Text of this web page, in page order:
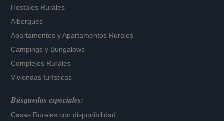
Hostales Rurales
Albergues
Apartamentos yApartamentos Rurales
Campings y Bungalows
Complejos Rurales
Viviendas turísticas
Búsquedas especiales:
Casas Rurales con disponibilidad